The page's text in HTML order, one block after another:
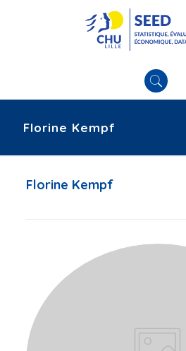
Florine Kempf
Florine Kempf